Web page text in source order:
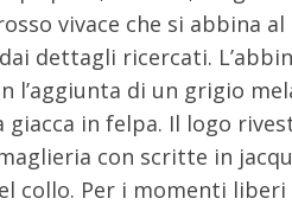
vivace che si abbina
dai dettagli ricercati.
l’aggiunta di un grigio
giacca in felpa. Il logo
con scritte in
collo. Per i momenti